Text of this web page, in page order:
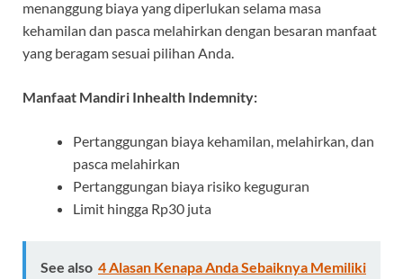
menanggung biaya yang diperlukan selama masa
kehamilan dan pasca melahirkan dengan besaran manfaat
yang beragam sesuai pilihan Anda.
Manfaat Mandiri Inhealth Indemnity:
Pertanggungan biaya kehamilan, melahirkan, dan
pasca melahirkan
Pertanggungan biaya risiko keguguran
Limit hingga Rp30 juta
See also 4 Alasan Kenapa Anda Sebaiknya Memiliki